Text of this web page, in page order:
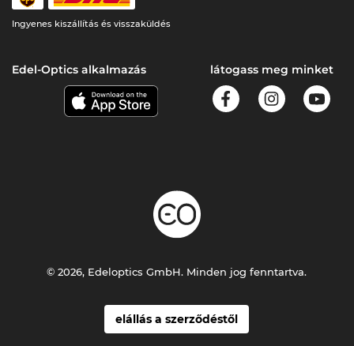
Ingyenes kiszállítás és visszaküldés
Edel-Optics alkalmazás látogass meg minket
elállás a szerződéstől
© 2026, Edeloptics GmbH. Minden jog fenntartva.